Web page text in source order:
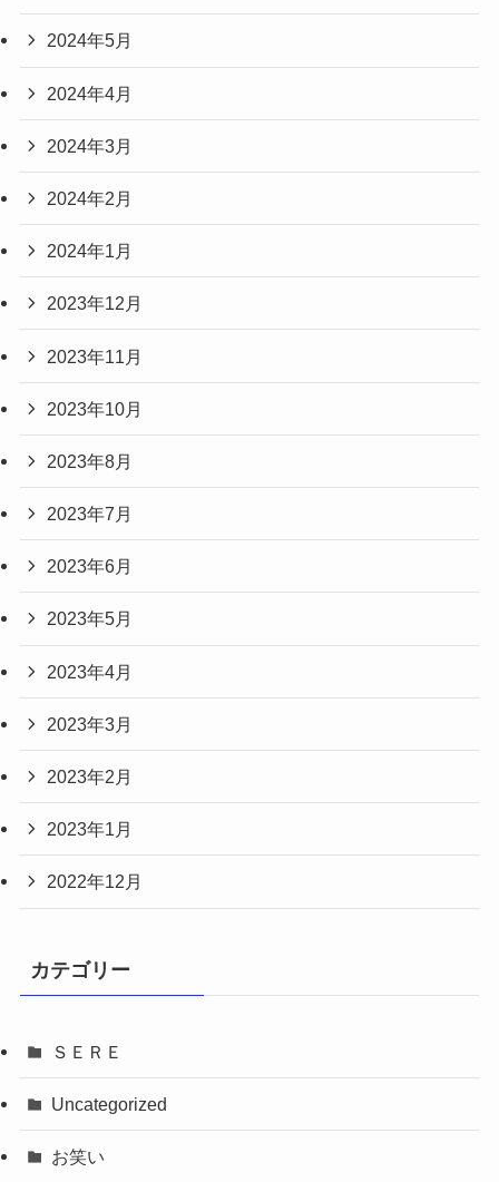
2024年5月
2024年4月
2024年3月
2024年2月
2024年1月
2023年12月
2023年11月
2023年10月
2023年8月
2023年7月
2023年6月
2023年5月
2023年4月
2023年3月
2023年2月
2023年1月
2022年12月
カテゴリー
ＳＥＲＥ
Uncategorized
お笑い